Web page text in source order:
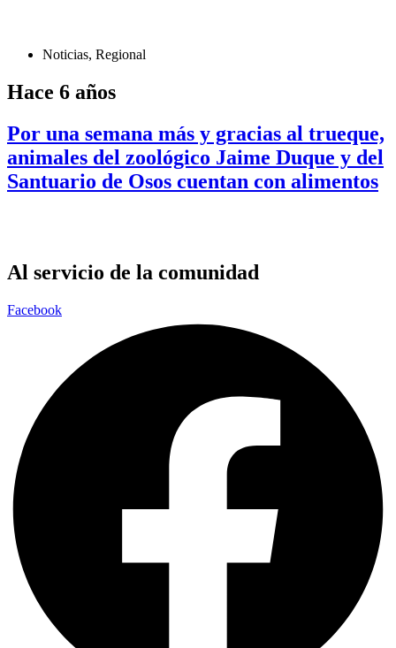
Noticias, Regional
Hace 6 años
Por una semana más y gracias al trueque,
animales del zoológico Jaime Duque y del
Santuario de Osos cuentan con alimentos
Al servicio de la comunidad
Facebook